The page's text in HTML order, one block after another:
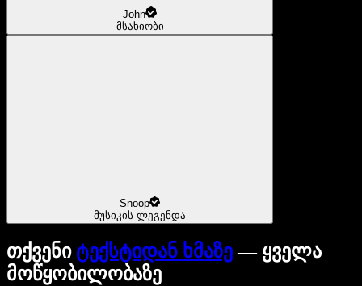
John
მსახიობი
Snoop
მუსიკის ლეგენდა
თქვენი ტექსტიდან ხმაზე— ყველა
მოწყობილობაზე